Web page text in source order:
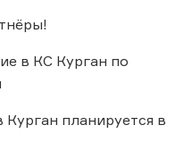
в КС Курган по
Курган планируется в